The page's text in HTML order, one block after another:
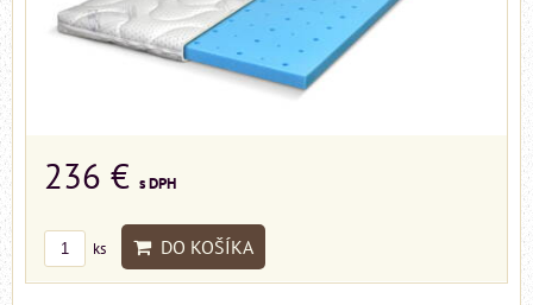
236 € s DPH
ks DO KOŠÍKA